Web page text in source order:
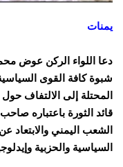
يمنات
دعا اللواء الركن عوض
شبوة كافة القوى
المحتلة إلى الالتفاف حول
قائد الثورة باعتباره
الشعب اليمني والابتعاد
السياسية والحزبية